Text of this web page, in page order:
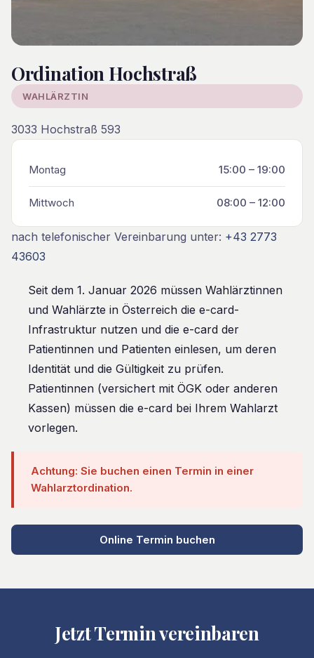
Ordination Hochstraß
WAHLÄRZTIN
3033 Hochstraß 593
Montag 15:00 – 19:00
Mittwoch 08:00 – 12:00
nach telefonischer Vereinbarung unter: +43 2773
43603
Seit dem 1. Januar 2026 müssen Wahlärztinnen
und Wahlärzte in Österreich die e-card-
Infrastruktur nutzen und die e-card der
Patientinnen und Patienten einlesen, um deren
Identität und die Gültigkeit zu prüfen.
Patientinnen (versichert mit ÖGK oder anderen
Kassen) müssen die e-card bei Ihrem Wahlarzt
vorlegen.
Achtung: Sie buchen einen Termin in einer
Wahlarztordination.
Online Termin buchen
Jetzt Termin vereinbaren